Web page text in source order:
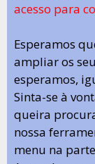
acesso para
Esperamos
ampliar os
esperamos,
Sinta-se à
queira
nossa
menu na